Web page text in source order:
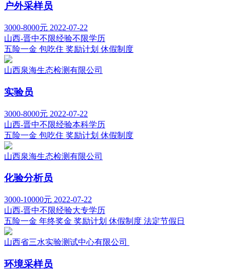
户外采样员
3000-8000元 2022-07-22
山西-晋中不限经验不限学历
五险一金 包吃住 奖励计划 休假制度
山西泉海生态检测有限公司
实验员
3000-8000元 2022-07-22
山西-晋中不限经验本科学历
五险一金 包吃住 奖励计划 休假制度
山西泉海生态检测有限公司
化验分析员
3000-10000元 2022-07-22
山西-晋中不限经验大专学历
五险一金 年终奖金 奖励计划 休假制度 法定节假日
山西省三水实验测试中心有限公司
环境采样员